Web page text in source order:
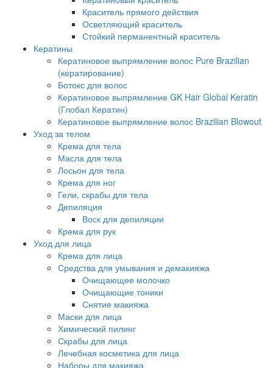
Краситель прямого действия
Осветляющий краситель
Стойкий перманентный краситель
Кератины
Кератиновое выпрямление волос Pure Brazilian
(кератирование)
Ботокс для волос
Кератиновое выпрямление GK Hair Global Keratin
(Глобал Кератин)
Кератиновое выпрямление волос Brazilian Blowout
Уход за телом
Крема для тела
Масла для тела
Лосьон для тела
Крема для ног
Гели, скрабы для тела
Депиляция
Воск для депиляции
Крема для рук
Уход для лица
Крема для лица
Средства для умывания и демакияжа
Очищающее молочко
Очищающие тоники
Снятие макияжа
Маски для лица
Химический пилинг
Скрабы для лица
Лечебная косметика для лица
Наборы для макияжа